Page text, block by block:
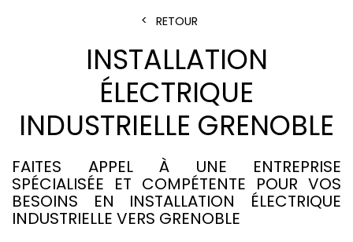
RETOUR
INSTALLATION
ÉLECTRIQUE
INDUSTRIELLE GRENOBLE
FAITES APPEL À UNE ENTREPRISE
SPÉCIALISÉE ET COMPÉTENTE POUR VOS
BESOINS EN INSTALLATION ÉLECTRIQUE
INDUSTRIELLE VERS GRENOBLE